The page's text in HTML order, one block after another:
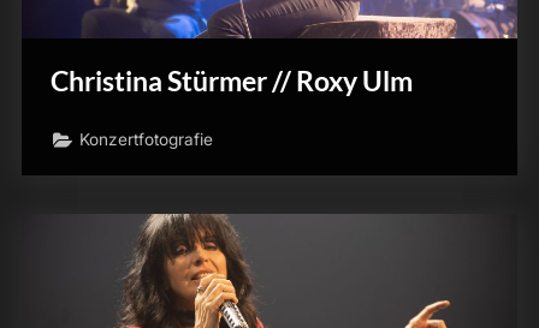
Christina Stürmer // Roxy Ulm
Konzertfotografie